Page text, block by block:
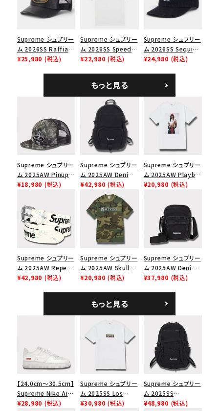
円
在庫のない商品を表示する
絞り込んで検索する
Supreme シュプリー
ム 2026SS Raffia
Mesh Back 5-Panel
¥25,980 (税込)
Supreme シュプリー
ム 2026SS Speed
Tee スピードTシャツ
¥22,980 (税込)
Supreme シュプリー
ム 2026SS Sequin
Denim Classic
シックロゴ 6パネルキ
ャップ ブラック
¥24,980 (税込)
もっと見る
Supreme シュプリー
ム 2025AW Pinup
Mesh Back 5-Panel
ュバック 5パネルキャ
ップ トゥルーティン
バーHTC フォールカ
¥18,980 (税込)
Supreme シュプリー
ム 2025AW Denim
Backpack デニム バ
ックパック ブラック
¥42,980 (税込)
Supreme シュプリー
ム 2025AW Playboi
Carti Tee プレイボ
¥20,980 (税込)
Supreme シュプリー
ム 2025AW Repeat
Leather Belt リピー
¥42,980 (税込)
Supreme シュプリー
ム 2025AW Skull
Tee スカル Tシャ
¥20,980 (税込)
Supreme シュプリー
ム 2025AW Denim
Shoulder Bag デニ
¥37,980 (税込)
もっと見る
【24.0cm～30.5cm】
Supreme Nike Air
Force 1 Low シュプ
¥28,980 (税込)
Supreme シュプリー
ム 2025SS Los
Angeles Fire Relief
¥30,980 (税込)
Supreme シュプリー
ム 2025SS
Backpack バックパッ
¥48,980 (税込)